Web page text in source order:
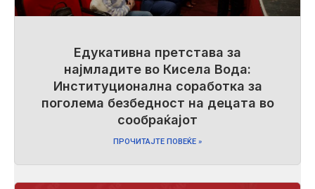
Едукативна претстава за
најмладите во Кисела Вода:
Институционална соработка за
поголема безбедност на децата во
сообраќајот
ПРОЧИТАЈТЕ ПОВЕЌЕ »